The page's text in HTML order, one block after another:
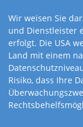
Wir weisen Sie
und Dienstleister
erfolgt. Die USA
Land mit einem
Risiko, dass Ihre